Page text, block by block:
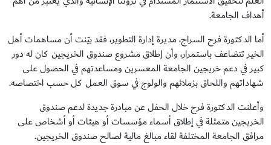
أهداف الجامعة.
أما الدكتورة فرح السراج، مديرة إدارة التطوير، فقد بيّنت أن مساهمات أهل
الخير تتضاعف باستمرار، وأن إطلاق مشروع صندوق الخريجين كان له دور
كبير في دعم خريجين الجامعة المعسرين ومساعدتهم في الحصول على
شهاداتهم واللحاق بزملائهم والولوج في سوق العمل كل حسب اختصاصه.
وأعلنت الدكتورة فرح خلال الحفل عن مبادرة جديدة لدعم صندوق
الخريجين متمثلة في إطلاق أسماء مؤسسات أو هيئات أو أشخاص على
مرافق الجامعة المختلفة لقاء مبالغ مالية لصالح صندوق الخريجين.